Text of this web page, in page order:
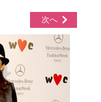
次へ